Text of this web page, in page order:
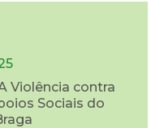
Violência contra
Sociais do